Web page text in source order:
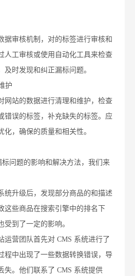
据审核机制，对的标签进行审核和
人工审核或使用自动化工具来检查
时发现和纠正漏标问题。
护
网站的数据进行清理和维护，检查
错误的标签，补充缺失的标签。应
，确保的质量和相关性。
问题的影响和解决方法，我们来
统升级后，发现部分商品的和描述
这些商品在搜索引擎中的排名下
受到了一定的影响。
运营团队首先对 CMS 系统进行了
程中出现了一些数据转换错误，导
失。他们联系了 CMS 系统提供